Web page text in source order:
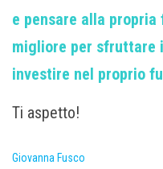
e pensare alla
migliore per sfruttare
investire nel proprio
Ti aspetto!
Giovanna Fusco